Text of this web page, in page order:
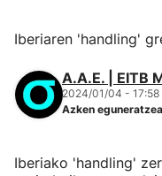
Iberiaren 'handling'
A.A.E. | EITB
2024/01/04 - 17:58
Azken eguneratzea
Iberiako 'handling'